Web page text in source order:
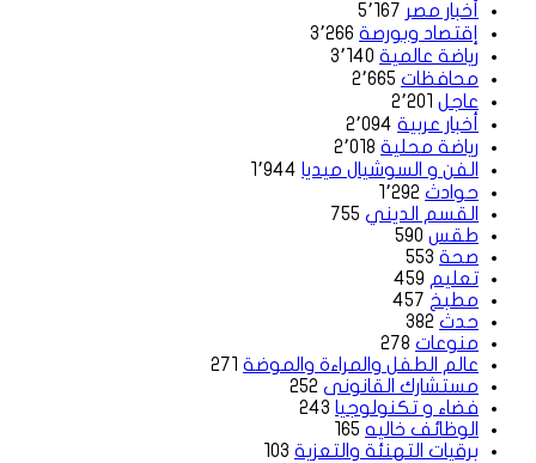
أخبار مصر 5٬167
إقتصاد وبورصة 3٬266
رياضة عالمية 3٬140
محافظات 2٬665
عاجل 2٬201
أخبار عربية 2٬094
رياضة محلية 2٬018
الفن و السوشيال ميديا 1٬944
حوادث 1٬292
القسم الديني 755
طقس 590
صحة 553
تعليم 459
مطبخ 457
حدث 382
منوعات 278
عالم الطفل والمراءة والموضة 271
مستشارك القانونى 252
فضاء و تكنولوجيا 243
الوظائف خاليه 165
برقيات التهنئة والتعزية 103